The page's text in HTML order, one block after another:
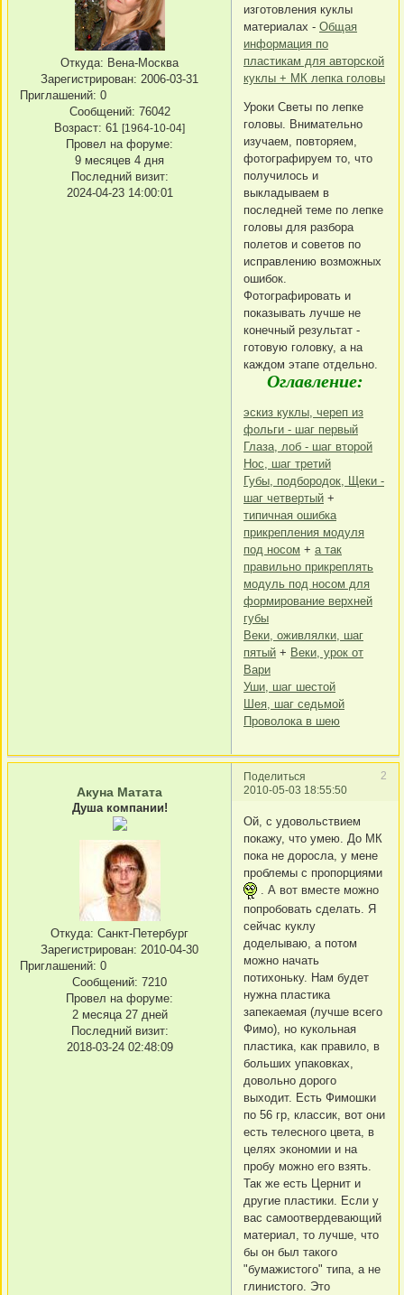
Откуда: Вена-Москва
Зарегистрирован: 2006-03-31
Приглашений: 0
Сообщений: 76042
Возраст: 61 [1964-10-04]
Провел на форуме:
9 месяцев 4 дня
Последний визит:
2024-04-23 14:00:01
изготовления куклы
материалах - Общая
информация по
пластикам для авторской
куклы + МК лепка головы
Уроки Светы по лепке
головы. Внимательно
изучаем, повторяем,
фотографируем то, что
получилось и
выкладываем в
последней теме по лепке
головы для разбора
полетов и советов по
исправлению возможных
ошибок.
Фотографировать и
показывать лучше не
конечный результат -
готовую головку, а на
каждом этапе отдельно.
Оглавление:
эскиз куклы, череп из
фольги - шаг первый
Глаза, лоб - шаг второй
Нос, шаг третий
Губы, подбородок, Щеки -
шаг четвертый +
типичная ошибка
прикрепления модуля
под носом + а так
правильно прикреплять
модуль под носом для
формирование верхней
губы
Веки, оживлялки, шаг
пятый + Веки, урок от
Вари
Уши, шаг шестой
Шея, шаг седьмой
Проволока в шею
Поделиться
2
2010-05-03 18:55:50
Акуна Матата
Душа компании!
Откуда: Санкт-Петербург
Зарегистрирован: 2010-04-30
Приглашений: 0
Сообщений: 7210
Провел на форуме:
2 месяца 27 дней
Последний визит:
2018-03-24 02:48:09
Ой, с удовольствием
покажу, что умею. До МК
пока не доросла, у мене
проблемы с пропорциями
. А вот вместе можно
попробовать сделать. Я
сейчас куклу
доделываю, а потом
можно начать
потихоньку. Нам будет
нужна пластика
запекаемая (лучше всего
Фимо), но кукольная
пластика, как правило, в
больших упаковках,
довольно дорого
выходит. Есть Фимошки
по 56 гр, классик, вот они
есть телесного цвета, в
целях экономии и на
пробу можно его взять.
Так же есть Цернит и
другие пластики. Если у
вас самоотвердевающий
материал, то лучше, что
бы он был такого
"бумажистого" типа, а не
глинистого. Это